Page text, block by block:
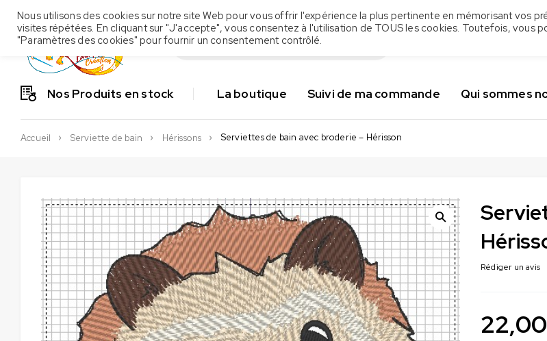
Nos Produits en stock La boutique Suivi de ma commande Qui sommes
Accueil Serviette de bain Hérissons Serviettes de bain avec broderie – Hérisson
Rédiger un avis
22,00
Nous utilisons des cookies sur notre site Web pour vous offrir l'expérience la plus pertinente en mémorisant vos
visites répétées. En cliquant sur "J'accepte", vous consentez à l'utilisation de TOUS les cookies. Toutefois, vous
"Paramètres des cookies" pour fournir un consentement contrôlé.